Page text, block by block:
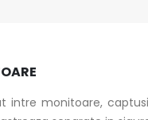
intre monitoare,